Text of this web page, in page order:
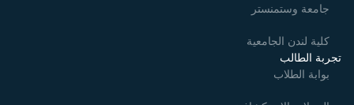
جامعة وستمنستر
كلية لندن الجامعية
تجربة الطالب
بوابة الطلاب